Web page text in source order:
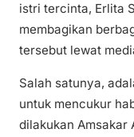
istri tercinta, Erlita
membagikan
tersebut lewat
Salah satunya,
untuk mencukur
dilakukan Amsakar